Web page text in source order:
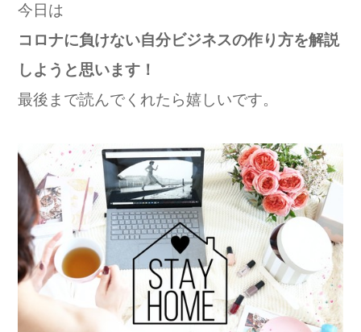
今日は
コロナに負けない自分ビジネスの作り方を解説
しようと思います！
最後まで読んでくれたら嬉しいです。